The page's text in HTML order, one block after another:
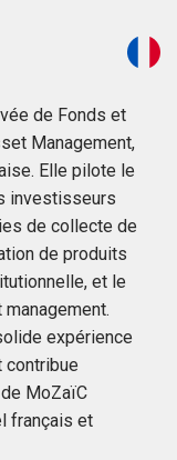
de Fonds et
Management,
Elle pilote le
investisseurs
de collecte de
de produits
et le
expérience
MoZaïC
français et